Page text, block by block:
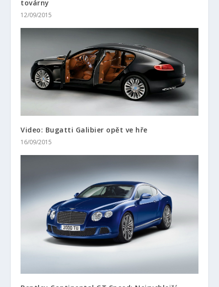
továrny
12/09/2015
Video: Bugatti Galibier opět ve hře
16/09/2015